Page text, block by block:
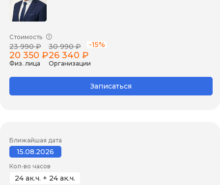
Стоимость
23 990 ₽
20 350 ₽
Физ. лица
30 990 ₽ -15%
26 340 ₽
Организации
Записаться
Ближайшая дата
15.08.2026
Кол-во часов
24 ак.ч. + 24 ак.ч.